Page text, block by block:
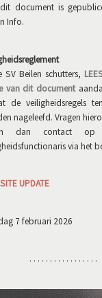
document is
Info.
SV Beilen schutters,
van dit document
de veiligheidsregels
nageleefd. Vragen
dan contact
via het
UPDATE
7 februari 2026
. . . . . . . . . . . . . . . . .